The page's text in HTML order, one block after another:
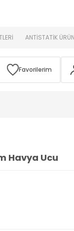
ANTİSTATİK
Favorilerim
Havya Ucu